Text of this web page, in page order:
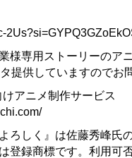
様専用ストーリーのア
提供していますのでお
アニメ制作サービス
ろしく』は佐藤秀峰氏
登録商標です。利用可